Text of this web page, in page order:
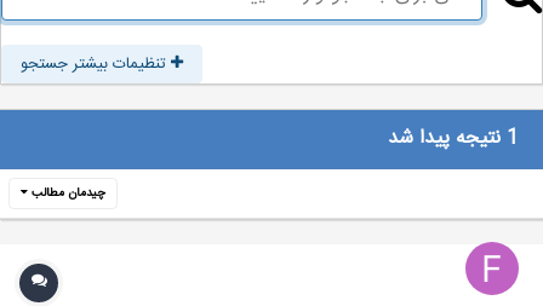
تنظیمات بیشتر جستجو
چیدمان مطالب